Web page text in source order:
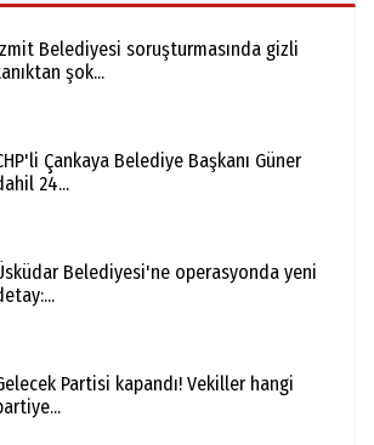
Belediyesi soruşturmasında gizli
şok...
Çankaya Belediye Başkanı Güner
24...
Belediyesi'ne operasyonda yeni
Partisi kapandı! Vekiller hangi